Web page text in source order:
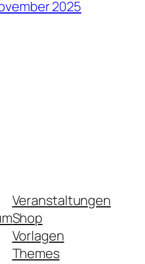
2025
Veranstaltungen
Shop
Vorlagen
Themes